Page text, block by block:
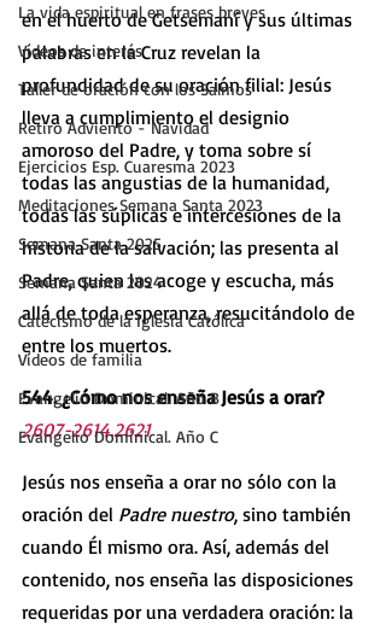
La vida espiritual en frases breves
Vídeos de interés
Taller de oración con los Salmos
Retiro Adviento - Navidad
Ejercicios Esp. Cuaresma 2023
Meditaciones Semana Santa 2023
Semana Santa 2025
Semana Santa 2024
Catecismo de la Iglesia Católica
Vídeos de familia
Evangelio Dominical. Año B
Evangelio Dominical. Año C
en el huerto de Getsemaní y sus últimas
palabras en la Cruz revelan la
profundidad de su oración filial: Jesús
lleva a cumplimiento el designio
amoroso del Padre, y toma sobre sí
todas las angustias de la humanidad,
todas las súplicas e intercesiones de la
historia de la salvación; las presenta al
Padre, quien las acoge y escucha, más
allá de toda esperanza, resucitándolo de
entre los muertos.
544. ¿Cómo nos enseña Jesús a orar?
2607-2614.2621
Jesús nos enseña a orar no sólo con la
oración del Padre nuestro, sino también
cuando Él mismo ora. Así, además del
contenido, nos enseña las disposiciones
requeridas por una verdadera oración: la